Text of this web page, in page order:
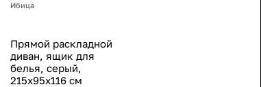
Ибица
Прямой раскладной
диван, ящик для
белья, серый,
215x95x116 см